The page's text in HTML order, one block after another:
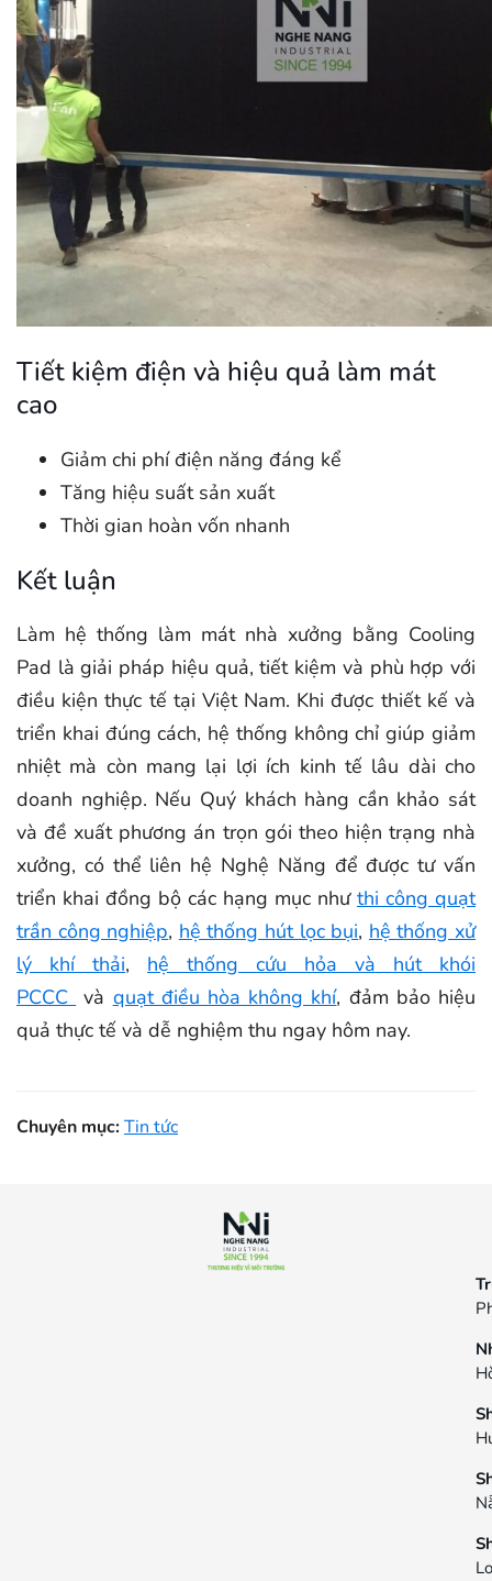
Tiết kiệm điện và hiệu quả làm mát
cao
Giảm chi phí điện năng đáng kể
Tăng hiệu suất sản xuất
Thời gian hoàn vốn nhanh
Kết luận
Làm hệ thống làm mát nhà xưởng bằng Cooling
Pad là giải pháp hiệu quả, tiết kiệm và phù hợp với
điều kiện thực tế tại Việt Nam. Khi được thiết kế và
triển khai đúng cách, hệ thống không chỉ giúp giảm
nhiệt mà còn mang lại lợi ích kinh tế lâu dài cho
doanh nghiệp. Nếu Quý khách hàng cần khảo sát
và đề xuất phương án trọn gói theo hiện trạng nhà
xưởng, có thể liên hệ Nghệ Năng để được tư vấn
triển khai đồng bộ các hạng mục như thi công quạt
trần công nghiệp, hệ thống hút lọc bụi, hệ thống xử
lý khí thải, hệ thống cứu hỏa và hút khói
PCCC và quạt điều hòa không khí, đảm bảo hiệu
quả thực tế và dễ nghiệm thu ngay hôm nay.
Chuyên mục:Tin tức